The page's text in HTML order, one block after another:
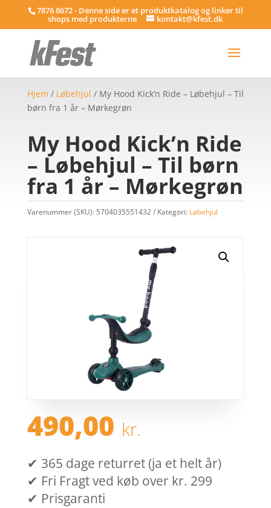
7876 8672 - Denne side er et produktkatalog og linker til
shops med produkterne kontakt@kfest.dk
Hjem / Løbehjul / My Hood Kick’n Ride – Løbehjul – Til
børn fra 1 år – Mørkegrøn
My Hood Kick’n Ride
– Løbehjul – Til børn
fra 1 år – Mørkegrøn
Varenummer (SKU): 5704035551432 Kategori: Løbehjul
490,00 kr.
✔ 365 dage returret (ja et helt år)
✔ Fri Fragt ved køb over kr. 299
✔ Prisgaranti